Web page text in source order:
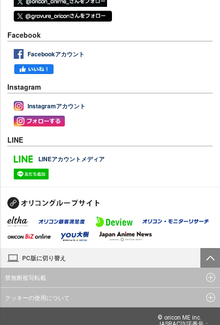
Facebook
Facebookアカウント
Instagram
Instagramアカウント
LINE
LINEアカウントメディア
PC版に切り替え
禁無断複写転載
クッキーの使用について
© oricon ME inc.